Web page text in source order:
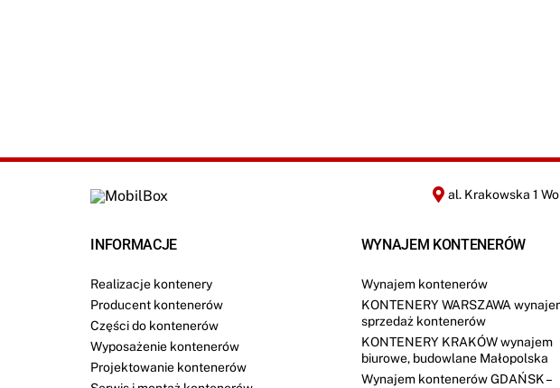
al. Krakowska 1
INFORMACJE
Realizacje kontenery
Producent kontenerów
Części do kontenerów
Wyposażenie kontenerów
Projektowanie kontenerów
WYNAJEM KONTENERÓW
Wynajem kontenerów
KONTENERY WARSZAWA
sprzedaż kontenerów
KONTENERY KRAKÓW wynajem
biurowe, budowlane Małopolska
Wynajem kontenerów GDAŃSK –